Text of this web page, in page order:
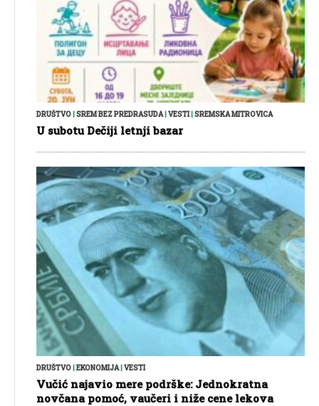
DRUŠTVO SREM BEZ PREDRASUDA| VESTI| SREMSKA MITROVICA
U subotu Dečiji letnji bazar
DRUŠTVO|EKONOMIJA|VESTI
Vučić najavio mere podrške: Jednokratna
novčana pomoć, vaučeri i niže cene lekova